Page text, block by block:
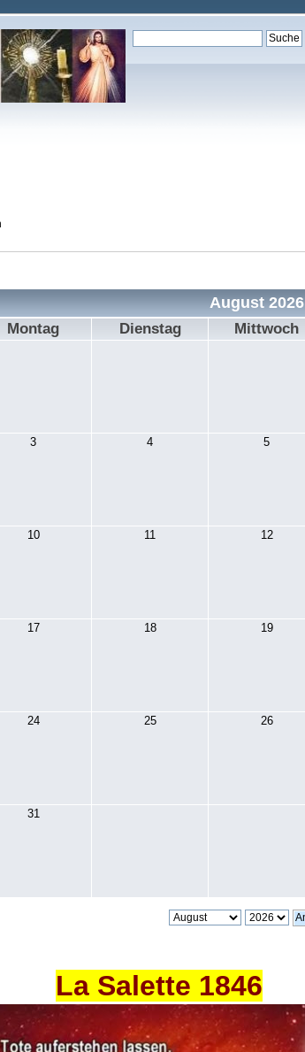
August 2026
Montag Dienstag Mittwoch
3 4 5
10 11 12
17 18 19
24 25 26
31
La Salette 1846